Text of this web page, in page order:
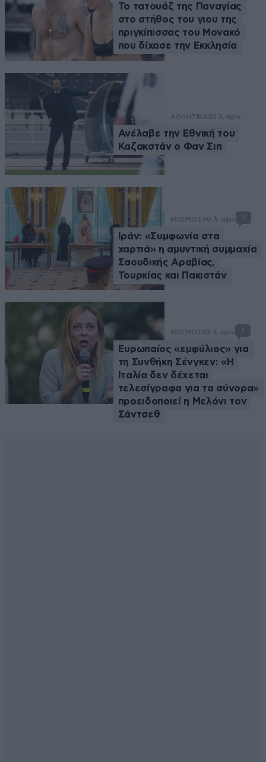
Το τατουάζ της Παναγίας
στο στήθος του γιου της
πριγκίπισσας του Μονακό
που δίχασε την Εκκλησία
ΑΘΛΗΤΙΚΑ30 λ. πριν
Ανέλαβε την Εθνική του
Καζακστάν ο Φαν Σιπ
ΚΟΣΜΟΣ40 λ. πριν 1
Ιράν: «Συμφωνία στα
χαρτιά» η αμυντική συμμαχία
Σαουδικής Αραβίας,
Τουρκίας και Πακιστάν
ΚΟΣΜΟΣ43 λ. πριν 1
Ευρωπαίος «εμφύλιος» για
τη Συνθήκη Σένγκεν: «Η
Ιταλία δεν δέχεται
τελεσίγραφα για τα σύνορα»
προειδοποιεί η Μελόνι τον
Σάντσεθ